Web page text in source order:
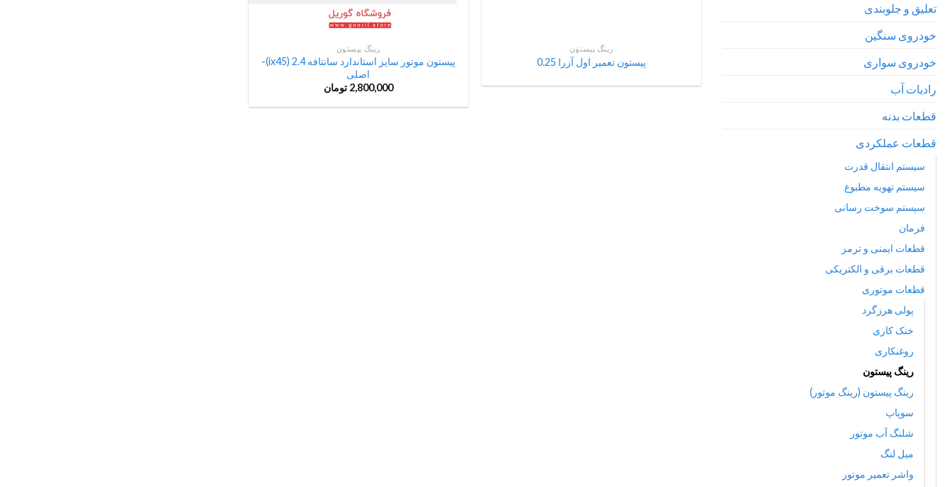
تعلیق و جلوبندی
خودروی سنگین
خودروی سواری
رادیات آب
قطعات بدنه
قطعات عملکردی
سیستم انتقال قدرت
سیستم تهویه مطبوع
سیستم سوخت رسانی
فرمان
قطعات ایمنی و ترمز
قطعات برقی و الکتریکی
قطعات موتوری
پولی هرزگرد
خنک کاری
روغنکاری
رینگ پیستون
رینگ پیستون (رینگ موتور)
سوپاپ
شلنگ آب موتور
میل لنگ
واشر تعمیر موتور
رینگ پیستون
پیستون تعمیر اول آزرا 0.25
رینگ پیستون
پیستون موتور سایز استاندارد سانتافه 2.4 (ix45)-
اصلی
2,800,000 تومان